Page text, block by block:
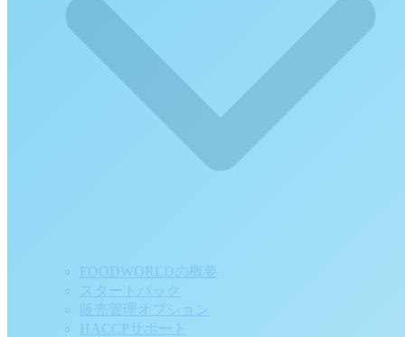
FOODWORLDの概要
スタートパック
販売管理オプション
HACCPサポート